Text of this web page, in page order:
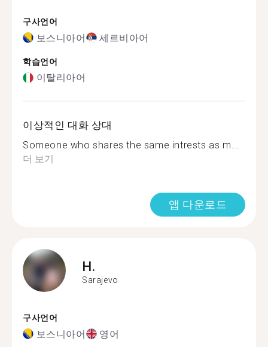
구사언어
보스니아어 세르비아어
학습언어
이탈리아어
이상적인 대화 상대
Someone who shares the same intrests as m...
더 보기
앱 다운로드
H.
Sarajevo
구사언어
보스니아어 영어